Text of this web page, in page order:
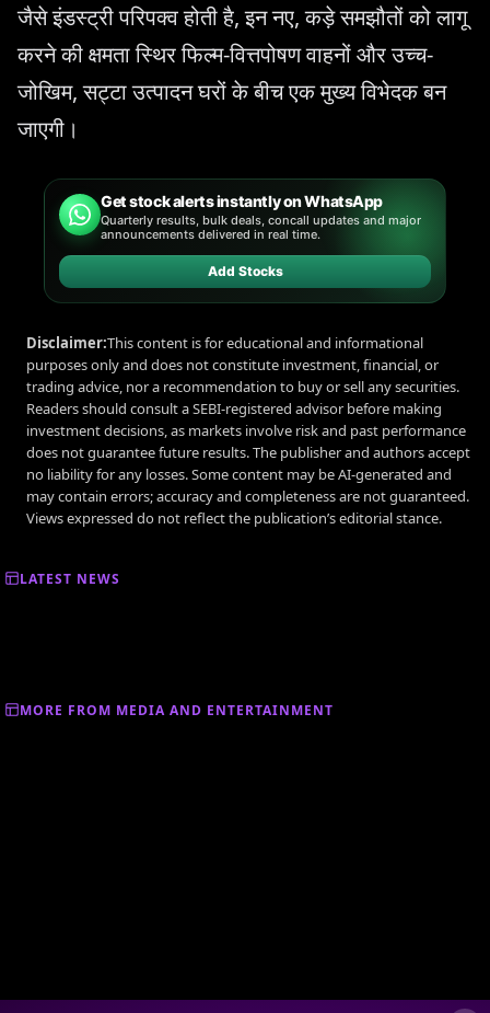
जैसे इंडस्ट्री परिपक्व होती है, इन नए, कड़े समझौतों को लागू
करने की क्षमता स्थिर फिल्म-वित्तपोषण वाहनों और उच्च-
जोखिम, सट्टा उत्पादन घरों के बीच एक मुख्य विभेदक बन
जाएगी।
Get stock alerts instantly on WhatsApp
Quarterly results, bulk deals, concall updates and major
announcements delivered in real time.
Add Stocks
Disclaimer:This content is for educational and informational
purposes only and does not constitute investment, financial, or
trading advice, nor a recommendation to buy or sell any securities.
Readers should consult a SEBI-registered advisor before making
investment decisions, as markets involve risk and past performance
does not guarantee future results. The publisher and authors accept
no liability for any losses. Some content may be AI-generated and
may contain errors; accuracy and completeness are not guaranteed.
Views expressed do not reflect the publication’s editorial stance.
LATEST NEWS
MORE FROM MEDIA AND ENTERTAINMENT